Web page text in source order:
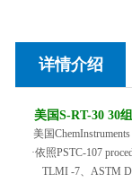
详情介绍
美国S-RT-30 30
美国ChemInstruments
·依照PSTC-107
TLMI -7、 ASTM